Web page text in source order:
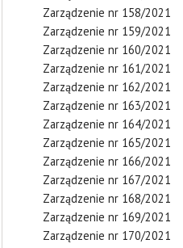
Zarządzenie nr 158/2021
Zarządzenie nr 159/2021
Zarządzenie nr 160/2021
Zarządzenie nr 161/2021
Zarządzenie nr 162/2021
Zarządzenie nr 163/2021
Zarządzenie nr 164/2021
Zarządzenie nr 165/2021
Zarządzenie nr 166/2021
Zarządzenie nr 167/2021
Zarządzenie nr 168/2021
Zarządzenie nr 169/2021
Zarządzenie nr 170/2021